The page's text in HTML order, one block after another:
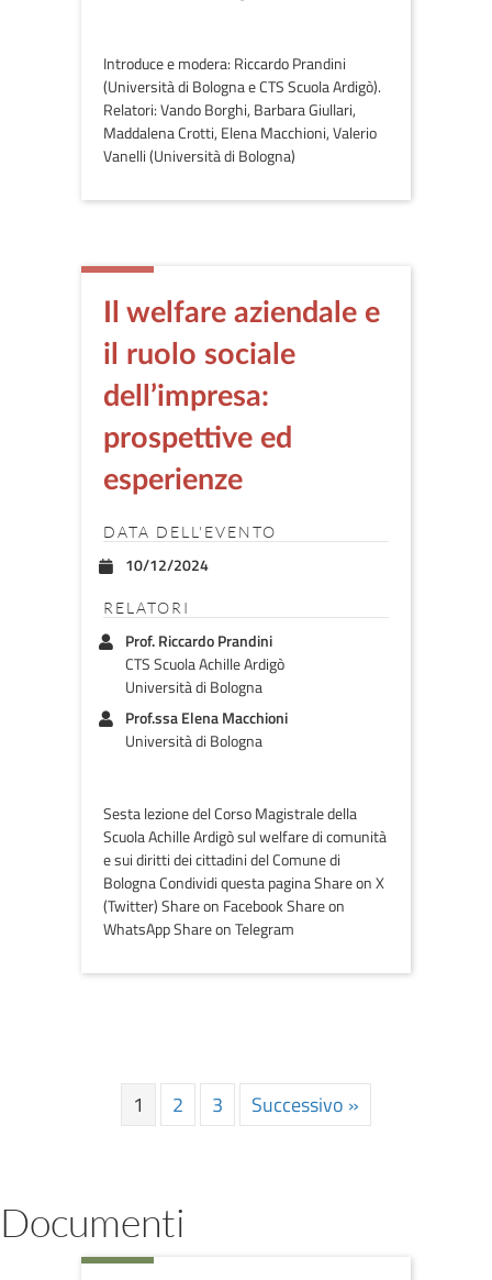
Introduce e modera: Riccardo Prandini
(Università di Bologna e CTS Scuola Ardigò).
Relatori: Vando Borghi, Barbara Giullari,
Maddalena Crotti, Elena Macchioni, Valerio
Vanelli (Università di Bologna)
Il welfare aziendale e
il ruolo sociale
dell’impresa:
prospettive ed
esperienze
DATA DELL'EVENTO
10/12/2024
RELATORI
Prof. Riccardo Prandini
CTS Scuola Achille Ardigò
Università di Bologna
Prof.ssa Elena Macchioni
Università di Bologna
Sesta lezione del Corso Magistrale della
Scuola Achille Ardigò sul welfare di comunità
e sui diritti dei cittadini del Comune di
Bologna Condividi questa pagina Share on X
(Twitter) Share on Facebook Share on
WhatsApp Share on Telegram
1 2 3 Successivo »
Documenti